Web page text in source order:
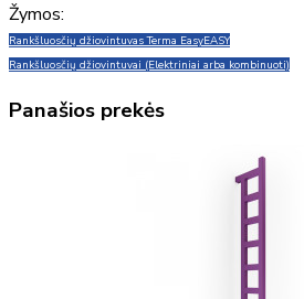
Žymos:
Rankšluosčių džiovintuvas Terma EasyEASY
Rankšluosčių džiovintuvai (Elektriniai arba kombinuoti)
Panašios prekės